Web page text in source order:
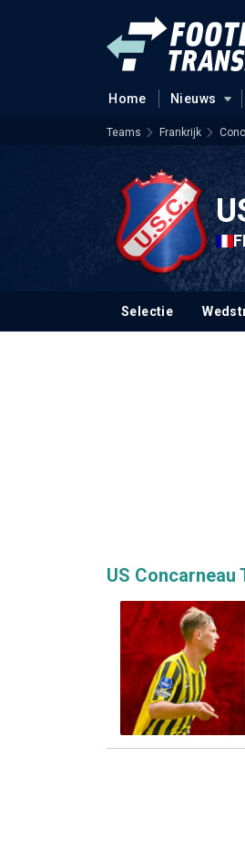
Home Nieuws
Teams Frankrijk
Selectie
US